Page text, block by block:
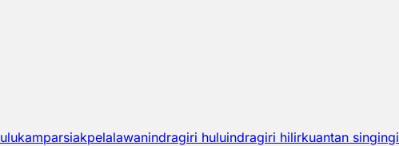
kamparsiakpelalawanindragiri huluindragiri hilirkuantan singingi